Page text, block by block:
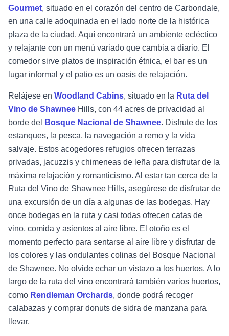
Gourmet, situado en el corazón del centro de Carbondale,
en una calle adoquinada en el lado norte de la histórica
plaza de la ciudad. Aquí encontrará un ambiente ecléctico
y relajante con un menú variado que cambia a diario. El
comedor sirve platos de inspiración étnica, el bar es un
lugar informal y el patio es un oasis de relajación.
Relájese en Woodland Cabins, situado en la Ruta del
Vino de Shawnee Hills, con 44 acres de privacidad al
borde del
Bosque Nacional de Shawnee. Disfrute de los
estanques, la pesca, la navegación a remo y la vida
salvaje. Estos acogedores refugios ofrecen terrazas
privadas, jacuzzis y chimeneas de leña para disfrutar de la
máxima relajación y romanticismo. Al estar tan cerca de la
Ruta del Vino de Shawnee Hills, asegúrese de disfrutar de
una excursión de un día a algunas de las bodegas. Hay
once bodegas en la ruta y casi todas ofrecen catas de
vino, comida y asientos al aire libre. El otoño es el
momento perfecto para sentarse al aire libre y disfrutar de
los colores y las ondulantes colinas del Bosque Nacional
de Shawnee. No olvide echar un vistazo a los huertos. A lo
largo de la ruta del vino encontrará también varios huertos,
como Rendleman Orchards, donde podrá recoger
calabazas y comprar donuts de sidra de manzana para
llevar.